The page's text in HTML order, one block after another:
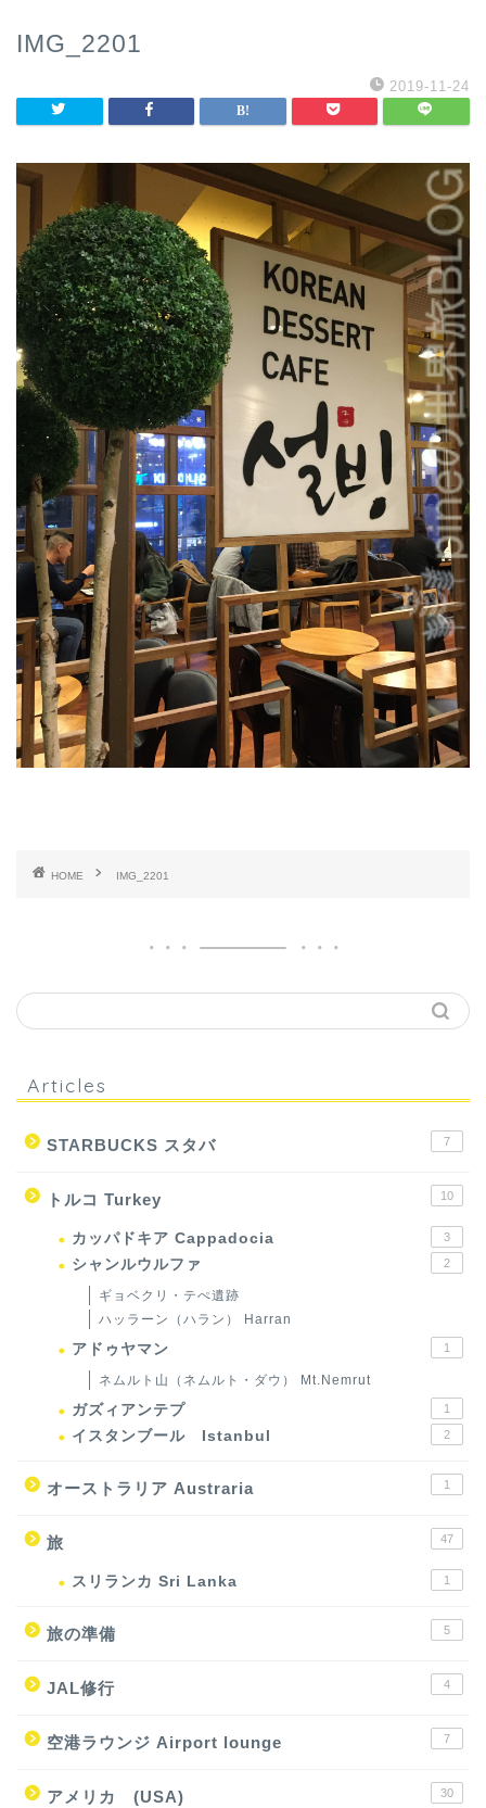
IMG_2201
2019-11-24
HOME IMG_2201
Articles
STARBUCKS スタバ 7
トルコ Turkey 10
カッパドキア Cappadocia 3
シャンルウルファ 2
ギョベクリ・テぺ遺跡
ハッラーン（ハラン） Harran
アドゥヤマン 1
ネムルト山（ネムルト・ダウ） Mt.Nemrut
ガズィアンテプ 1
イスタンブール Istanbul 2
オーストラリア Austraria 1
旅 47
スリランカ Sri Lanka 1
旅の準備 5
JAL修行 4
空港ラウンジ Airport lounge 7
アメリカ (USA) 30